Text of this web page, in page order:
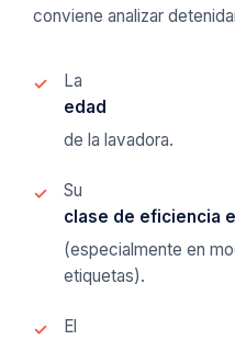
conviene analizar
La
edad
de la lavadora.
Su
clase de eficiencia
(especialmente en
etiquetas).
El